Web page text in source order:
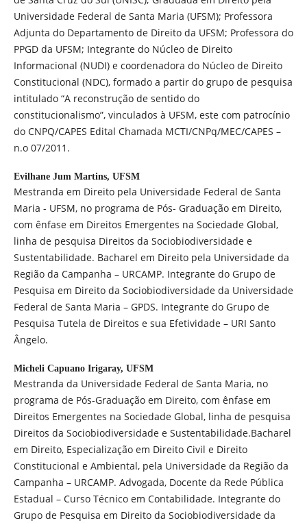
Universidade Federal de Santa Maria (UFSM); Professora
Adjunta do Departamento de Direito da UFSM; Professora do
PPGD da UFSM; Integrante do Núcleo de Direito
Informacional (NUDI) e coordenadora do Núcleo de Direito
Constitucional (NDC), formado a partir do grupo de pesquisa
intitulado “A reconstrução de sentido do
constitucionalismo”, vinculados à UFSM, este com patrocínio
do CNPQ/CAPES Edital Chamada MCTI/CNPq/MEC/CAPES –
n.o 07/2011.
Evilhane Jum Martins, UFSM
Mestranda em Direito pela Universidade Federal de Santa
Maria - UFSM, no programa de Pós- Graduação em Direito,
com ênfase em Direitos Emergentes na Sociedade Global,
linha de pesquisa Direitos da Sociobiodiversidade e
Sustentabilidade. Bacharel em Direito pela Universidade da
Região da Campanha – URCAMP. Integrante do Grupo de
Pesquisa em Direito da Sociobiodiversidade da Universidade
Federal de Santa Maria – GPDS. Integrante do Grupo de
Pesquisa Tutela de Direitos e sua Efetividade – URI Santo
Ângelo.
Micheli Capuano Irigaray, UFSM
Mestranda da Universidade Federal de Santa Maria, no
programa de Pós-Graduação em Direito, com ênfase em
Direitos Emergentes na Sociedade Global, linha de pesquisa
Direitos da Sociobiodiversidade e Sustentabilidade.Bacharel
em Direito, Especialização em Direito Civil e Direito
Constitucional e Ambiental, pela Universidade da Região da
Campanha – URCAMP. Advogada, Docente da Rede Pública
Estadual – Curso Técnico em Contabilidade. Integrante do
Grupo de Pesquisa em Direito da Sociobiodiversidade da